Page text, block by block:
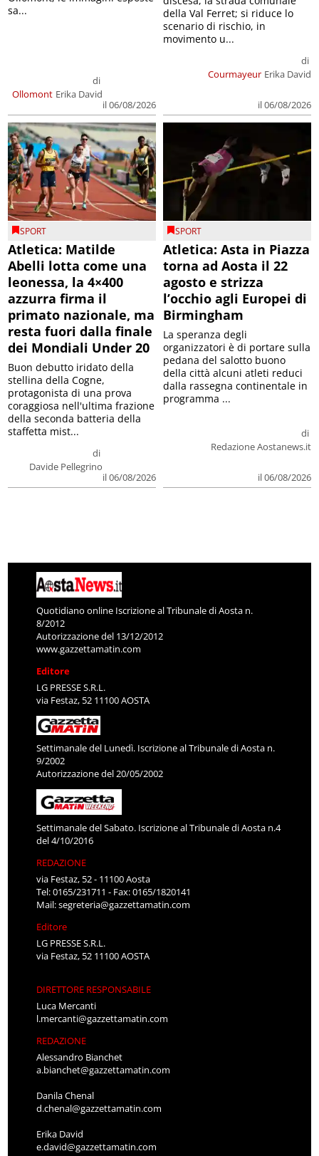
Ollomont
di
Erika David
il 06/08/2026
sa...
Courmayeur
di
Erika David
il 06/08/2026
della Val Ferret; si riduce lo
scenario di rischio, in
movimento u...
SPORT
Atletica: Matilde
Abelli lotta come una
leonessa, la 4×400
azzurra firma il
primato nazionale, ma
resta fuori dalla finale
dei Mondiali Under 20
di
Davide Pellegrino
il 06/08/2026
Buon debutto iridato della
stellina della Cogne,
protagonista di una prova
coraggiosa nell'ultima frazione
della seconda batteria della
staffetta mist...
SPORT
Atletica: Asta in Piazza
torna ad Aosta il 22
agosto e strizza
l’occhio agli Europei di
Birmingham
di
Redazione Aostanews.it
il 06/08/2026
La speranza degli
organizzatori è di portare sulla
pedana del salotto buono
della città alcuni atleti reduci
dalla rassegna continentale in
programma ...
Quotidiano online Iscrizione al Tribunale di Aosta n.
8/2012
Autorizzazione del 13/12/2012
www.gazzettamatin.com
Editore
LG PRESSE S.R.L.
via Festaz, 52 11100 AOSTA
Settimanale del Lunedì. Iscrizione al Tribunale di Aosta n.
9/2002
Autorizzazione del 20/05/2002
Settimanale del Sabato. Iscrizione al Tribunale di Aosta n.4
del 4/10/2016
REDAZIONE
via Festaz, 52 - 11100 Aosta
Tel: 0165/231711 - Fax: 0165/1820141
Mail:segreteria@gazzettamatin.com
Editore
LG PRESSE S.R.L.
via Festaz, 52 11100 AOSTA
DIRETTORE RESPONSABILE
Luca Mercanti
l.mercanti@gazzettamatin.com
REDAZIONE
Alessandro Bianchet
a.bianchet@gazzettamatin.com
Danila Chenal
d.chenal@gazzettamatin.com
Erika David
e.david@gazzettamatin.com